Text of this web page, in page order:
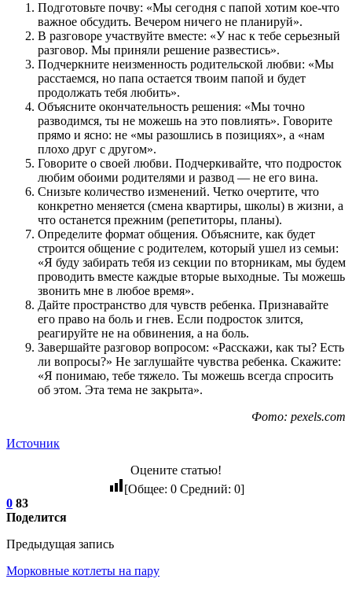
Подготовьте почву: «Мы сегодня с папой хотим кое-что
важное обсудить. Вечером ничего не планируй».
В разговоре участвуйте вместе: «У нас к тебе серьезный
разговор. Мы приняли решение развестись».
Подчеркните неизменность родительской любви: «Мы
расстаемся, но папа остается твоим папой и будет
продолжать тебя любить».
Объясните окончательность решения: «Мы точно
разводимся, ты не можешь на это повлиять». Говорите
прямо и ясно: не «мы разошлись в позициях», а «нам
плохо друг с другом».
Говорите о своей любви. Подчеркивайте, что подросток
любим обоими родителями и развод — не его вина.
Снизьте количество изменений. Четко очертите, что
конкретно меняется (смена квартиры, школы) в жизни, а
что останется прежним (репетиторы, планы).
Определите формат общения. Объясните, как будет
строится общение с родителем, который ушел из семьи:
«Я буду забирать тебя из секции по вторникам, мы будем
проводить вместе каждые вторые выходные. Ты можешь
звонить мне в любое время».
Дайте пространство для чувств ребенка. Признавайте
его право на боль и гнев. Если подросток злится,
реагируйте не на обвинения, а на боль.
Завершайте разговор вопросом: «Расскажи, как ты? Есть
ли вопросы?» Не заглушайте чувства ребенка. Скажите:
«Я понимаю, тебе тяжело. Ты можешь всегда спросить
об этом. Эта тема не закрыта».
Фото: pexels.com
Источник
Оцените статью!
[Общее: 0Средний: 0]
0 83
Поделится
Предыдущая запись
Морковные котлеты на пару